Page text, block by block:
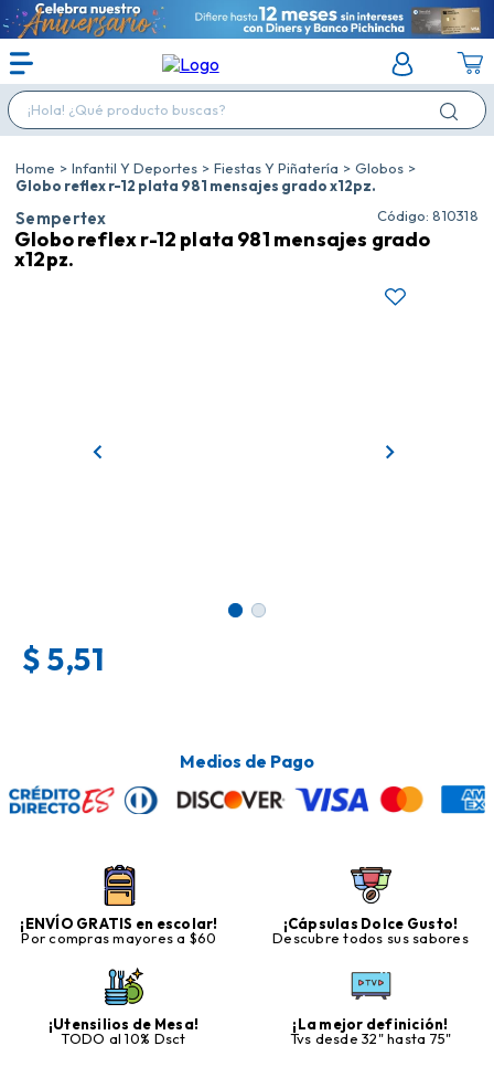
¡Hola! ¿Qué producto buscas?
Infantil Y Deportes Fiestas Y Piñatería
Globos
Globo reflex r-12 plata 981 mensajes grado x12pz.
Sempertex : 810318
Globo reflex r-12 plata 981 mensajes grado
x12pz.
$5,51
Medios de Pago
¡ENVÍO GRATIS en escolar!
Por compras mayores a $60
¡Cápsulas Dolce Gusto!
Descubre todos sus sabores
¡Utensilios de Mesa!
TODO al 10% Dsct
¡La mejor definición!
Tvs desde 32" hasta 75"